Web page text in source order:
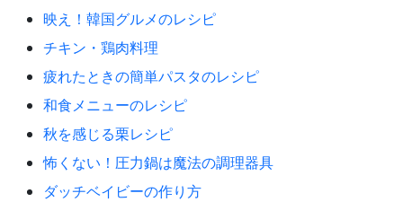
映え！韓国グルメのレシピ
チキン・鶏肉料理
疲れたときの簡単パスタのレシピ
和食メニューのレシピ
秋を感じる栗レシピ
怖くない！圧力鍋は魔法の調理器具
ダッチベイビーの作り方